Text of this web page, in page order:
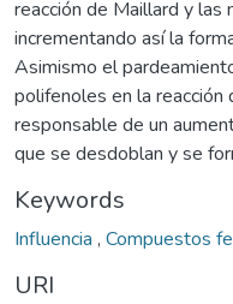
reacción de Maillard y las
incrementando así la
Asimismo el
polifenoles en la
responsable de un
que se desdoblan y se
Keywords
Influencia , Compuestos
URI